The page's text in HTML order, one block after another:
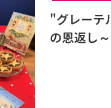
"グレーテ
の恩返し～